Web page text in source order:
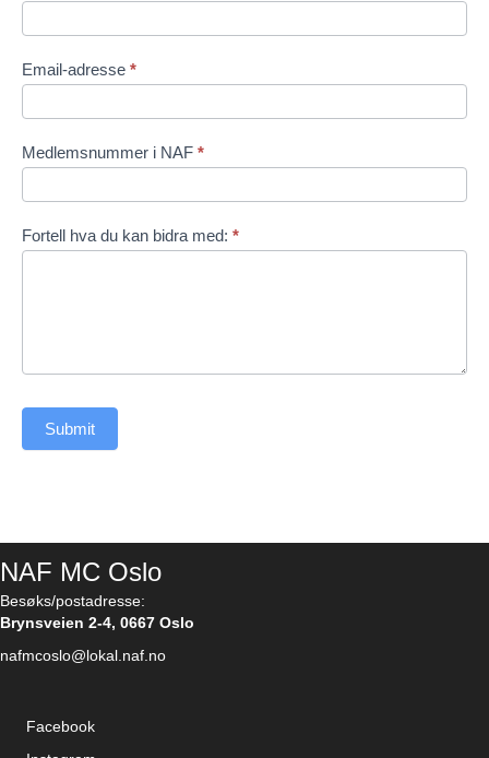
Email-adresse *
Medlemsnummer i NAF *
Fortell hva du kan bidra med: *
Submit
NAF MC Oslo
Besøks/postadresse:
Brynsveien 2-4, 0667 Oslo
nafmcoslo@lokal.naf.no
Facebook